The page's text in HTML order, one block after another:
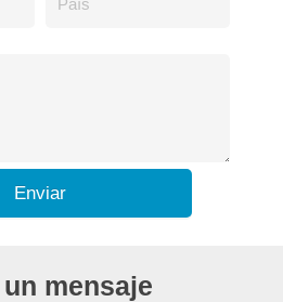
Enviar
mensaje